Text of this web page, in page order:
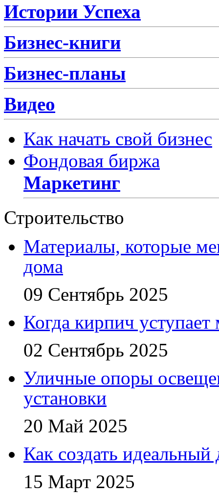
Истории Успеха
Бизнес-книги
Бизнес-планы
Видео
Как начать свой бизнес
Фондовая биржа
Маркетинг
Строительство
Материалы, которые
дома
09 Сентябрь 2025
Когда кирпич
02 Сентябрь 2025
Уличные опоры
установки
20 Май 2025
Как создать
15 Март 2025